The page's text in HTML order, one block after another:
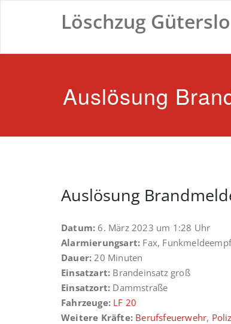
Löschzug
Auslösung
Auslösung
Datum: 6. März 2023 um 1:28 Uhr
Alarmierungsart: Fax,
Dauer: 20 Minuten
Einsatzart: Brandeinsatz groß
Einsatzort: Dammstraße
Fahrzeuge: LF 20
Weitere Kräfte: Berufsfeuerwehr,